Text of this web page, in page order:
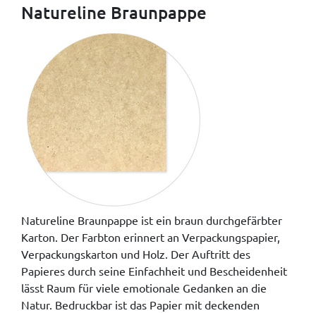
Natureline Braunpappe
Natureline Braunpappe ist ein braun durchgefärbter
Karton. Der Farbton erinnert an Verpackungspapier,
Verpackungskarton und Holz. Der Auftritt des
Papieres durch seine Einfachheit und Bescheidenheit
lässt Raum für viele emotionale Gedanken an die
Natur. Bedruckbar ist das Papier mit deckenden